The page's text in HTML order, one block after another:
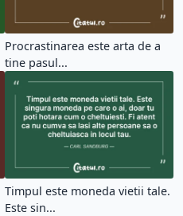
Procrastinarea este arta de a
tine pasul...
Timpul este moneda vietii tale.
Este sin...